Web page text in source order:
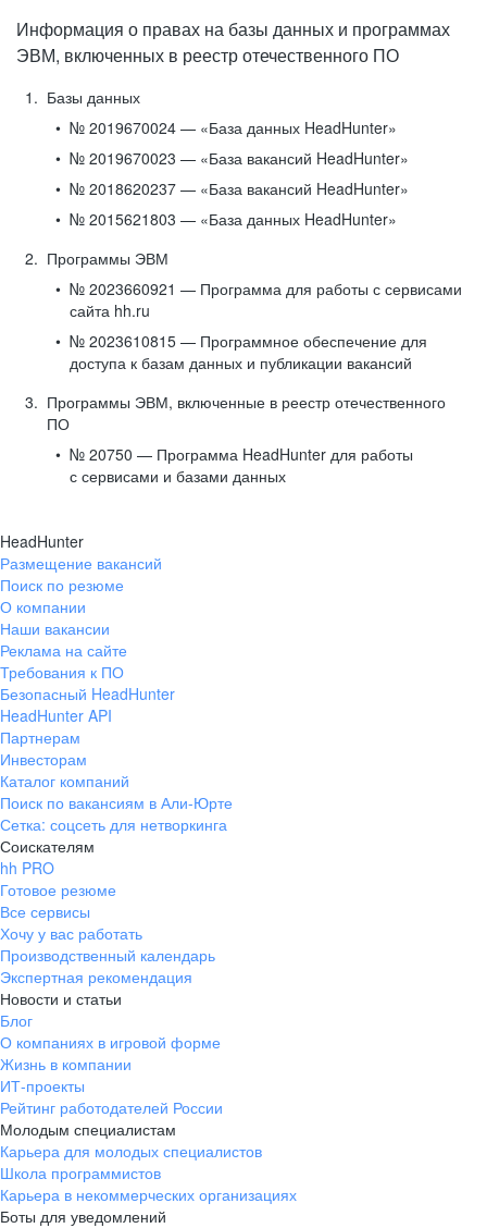
Информация о правах на базы данных и программах
ЭВМ, включенных в реестр отечественного ПО
Базы данных
№ 2019670024 — «База данных HeadHunter»
№ 2019670023 — «База вакансий HeadHunter»
№ 2018620237 — «База вакансий HeadHunter»
№ 2015621803 — «База данных HeadHunter»
Программы ЭВМ
№ 2023660921 — Программа для работы с сервисами
сайта hh.ru
№ 2023610815 — Программное обеспечение для
доступа к базам данных и публикации вакансий
Программы ЭВМ, включенные в реестр отечественного
ПО
№ 20750 — Программа HeadHunter для работы
с сервисами и базами данных
HeadHunter
Размещение вакансий
Поиск по резюме
О компании
Наши вакансии
Реклама на сайте
Требования к ПО
Безопасный HeadHunter
HeadHunter API
Партнерам
Инвесторам
Каталог компаний
Поиск по вакансиям в Али-Юрте
Сетка: соцсеть для нетворкинга
Соискателям
hh PRO
Готовое резюме
Все сервисы
Хочу у вас работать
Производственный календарь
Экспертная рекомендация
Новости и статьи
Блог
О компаниях в игровой форме
Жизнь в компании
ИТ-проекты
Рейтинг работодателей России
Молодым специалистам
Карьера для молодых специалистов
Школа программистов
Карьера в некоммерческих организациях
Боты для уведомлений